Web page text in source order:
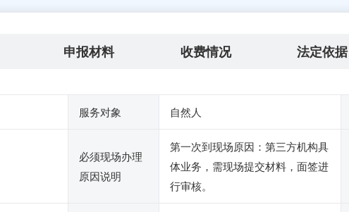
申报材料 收费情况 法定依据
服务对象 自然人
必须现场办理
原因说明
第一次到现场原因：第三方机构具
体业务，需现场提交材料，面签进
行审核。